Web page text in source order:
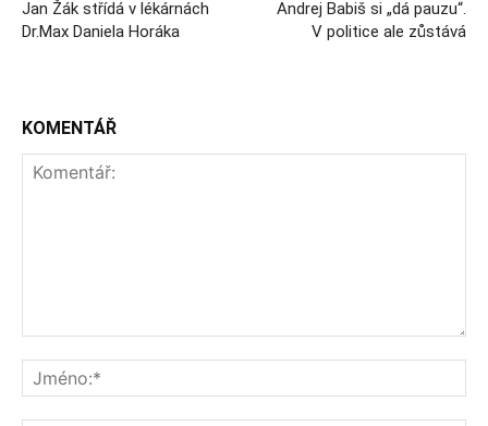
Jan Žák střídá v lékárnách
Dr.Max Daniela Horáka
Andrej Babiš si „dá pauzu“.
V politice ale zůstává
KOMENTÁŘ